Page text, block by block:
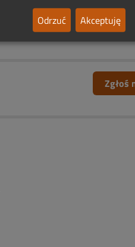
Zgłoś
Odrzuć Akceptuję